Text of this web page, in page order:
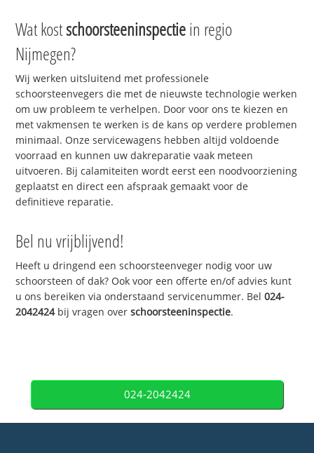
Wat kostschoorsteeninspectiein regio
Nijmegen?
Wij werken uitsluitend met professionele
schoorsteenvegers die met de nieuwste technologie werken
om uw probleem te verhelpen. Door voor ons te kiezen en
met vakmensen te werken is de kans op verdere problemen
minimaal. Onze servicewagens hebben altijd voldoende
voorraad en kunnen uw dakreparatie vaak meteen
uitvoeren. Bij calamiteiten wordt eerst een noodvoorziening
geplaatst en direct een afspraak gemaakt voor de
definitieve reparatie.
Bel nu vrijblijvend!
Heeft u dringend een schoorsteenveger nodig voor uw
schoorsteen of dak? Ook voor een offerte en/of advies kunt
u ons bereiken via onderstaand servicenummer. Bel024-
2042424bij vragen overschoorsteeninspectie.
024-2042424